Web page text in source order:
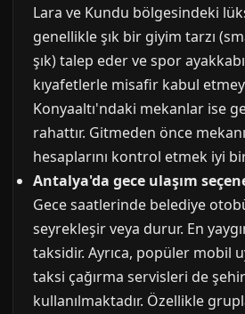
Lara ve Kundu bölgesindeki
genellikle şık bir giyim tarzı
şık) talep eder ve spor
kıyafetlerle misafir kabul
Konyaaltı'ndaki mekanlar ise
rahattır. Gitmeden önce
hesaplarını kontrol etmek iyi
Antalya'da gece ulaşım
Gece saatlerinde belediye
seyrekleşir veya durur. En
taksidir. Ayrıca, popüler mobil
taksi çağırma servisleri de
kullanılmaktadır. Özellikle